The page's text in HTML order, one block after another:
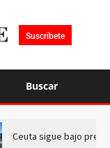
Suscríbete
Buscar
Ceuta sigue bajo